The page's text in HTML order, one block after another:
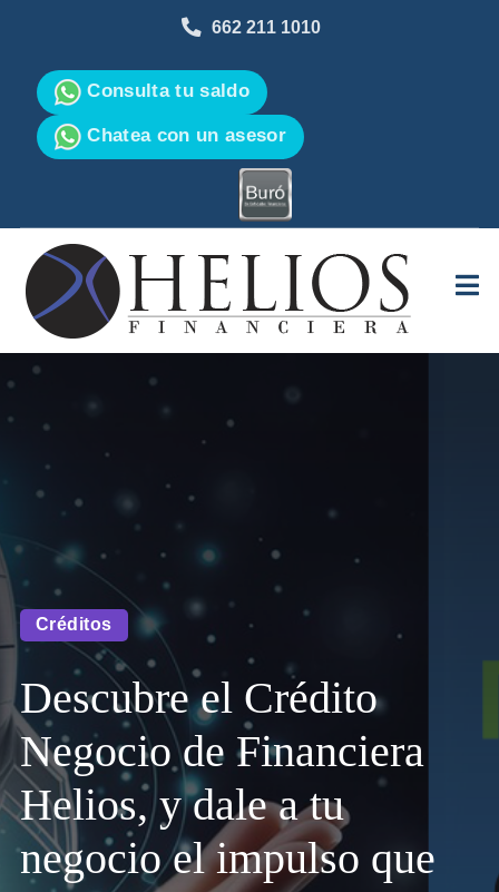
662 211 1010
Consulta tu saldo
Chatea con un asesor
Créditos
Descubre el Crédito
Negocio de Financiera
Helios, y dale a tu
negocio el impulso que